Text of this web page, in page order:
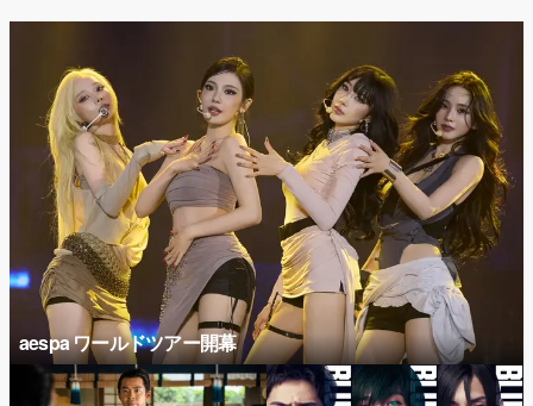
aespa ワールドツアー開幕